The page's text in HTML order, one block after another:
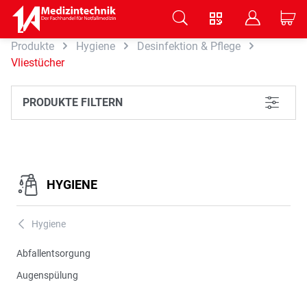
Zum Hauptinhalt springen
V B C
Produkte Hygiene
Desinfektion & Pflege
Vliestücher
PRODUKTE FILTERN L
HYGIENE
A Hygiene
Abfallentsorgung
Augenspülung